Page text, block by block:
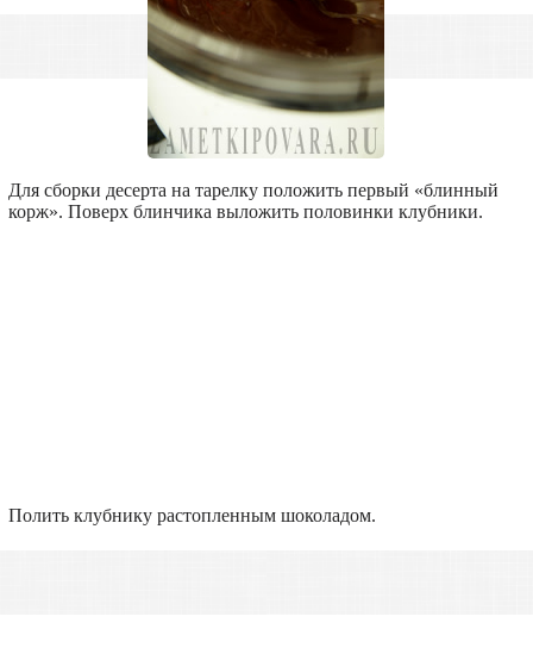
Для сборки десерта на тарелку положить первый «блинный
корж». Поверх блинчика выложить половинки клубники.
Полить клубнику растопленным шоколадом.